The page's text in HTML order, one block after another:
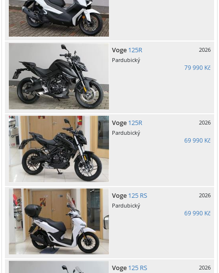
Voge 125R
2026
Pardubický
79 990 Kč
Voge 125R
2026
Pardubický
69 990 Kč
Voge 125 RS
2026
Pardubický
69 990 Kč
Voge 125 RS
2026